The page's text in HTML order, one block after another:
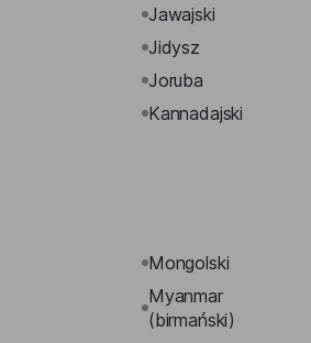
Jawajski
Jidysz
Joruba
Kannadajski
Mongolski
Myanmar
(birmański)